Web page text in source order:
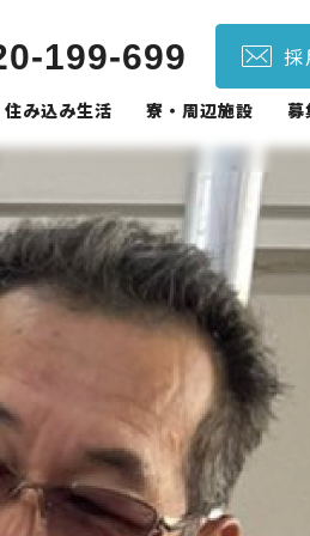
住み込み生活 寮・周辺施設 募
199-699 採